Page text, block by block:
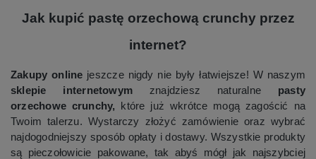
Jak kupić pastę orzechową crunchy przez
internet?
Zakupy online jeszcze nigdy nie były łatwiejsze! W naszym
sklepie internetowym znajdziesz naturalne pasty
orzechowe crunchy, które już wkrótce mogą zagościć na
Twoim talerzu. Wystarczy złożyć zamówienie oraz wybrać
najdogodniejszy sposób opłaty i dostawy. Wszystkie produkty
są pieczołowicie pakowane, tak abyś mógł jak najszybciej